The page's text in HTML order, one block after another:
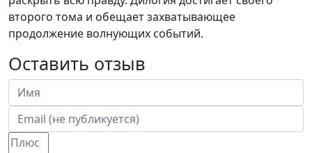
второго тома и обещает захватывающее
продолжение волнующих событий.
Оставить отзыв